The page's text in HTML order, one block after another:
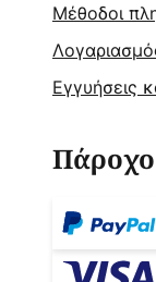
Μέθοδοι
Εγγυήσεις